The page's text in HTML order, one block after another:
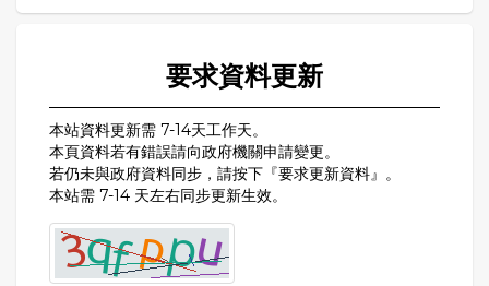
要求資料更新
本站資料更新需 7-14天工作天。
本頁資料若有錯誤請向政府機關申請變更。
若仍未與政府資料同步，請按下『要求更新資料』。
本站需 7-14 天左右同步更新生效。